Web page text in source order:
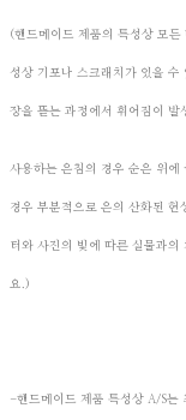
(핸드메이드 제품의 특성상 모
성상 기포나 스크래치가 있을
장을 뜯는 과정에서 휘어짐이 발
사용하는 은침의 경우 순은 위에
경우 부분적으로 은의 산화된 현
터와 사진의 빛에 따른 실물과의
요.)
-핸드메이드 제품 특성상 A/S는